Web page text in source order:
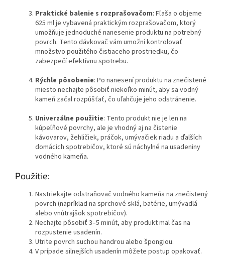
Praktické balenie s rozprašovačom: Fľaša o objeme
625 ml je vybavená praktickým rozprašovačom, ktorý
umožňuje jednoduché nanesenie produktu na potrebný
povrch. Tento dávkovač vám umožní kontrolovať
množstvo použitého čistiaceho prostriedku, čo
zabezpečí efektívnu spotrebu.
Rýchle pôsobenie: Po nanesení produktu na znečistené
miesto nechajte pôsobiť niekoľko minút, aby sa vodný
kameň začal rozpúšťať, čo uľahčuje jeho odstránenie.
Univerzálne použitie: Tento produkt nie je len na
kúpeľňové povrchy, ale je vhodný aj na čistenie
kávovarov, žehličiek, práčok, umývačiek riadu a ďalších
domácich spotrebičov, ktoré sú náchylné na usadeniny
vodného kameňa.
Použitie:
Nastriekajte odstraňovač vodného kameňa na znečistený
povrch (napríklad na sprchové sklá, batérie, umývadlá
alebo vnútrajšok spotrebičov).
Nechajte pôsobiť 3–5 minút, aby produkt mal čas na
rozpustenie usadenín.
Utrite povrch suchou handrou alebo špongiou.
V prípade silnejších usadenín môžete postup opakovať.